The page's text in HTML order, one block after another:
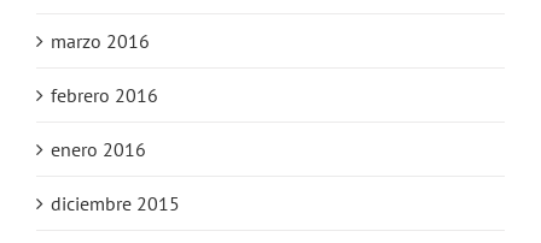
marzo 2016
febrero 2016
enero 2016
diciembre 2015